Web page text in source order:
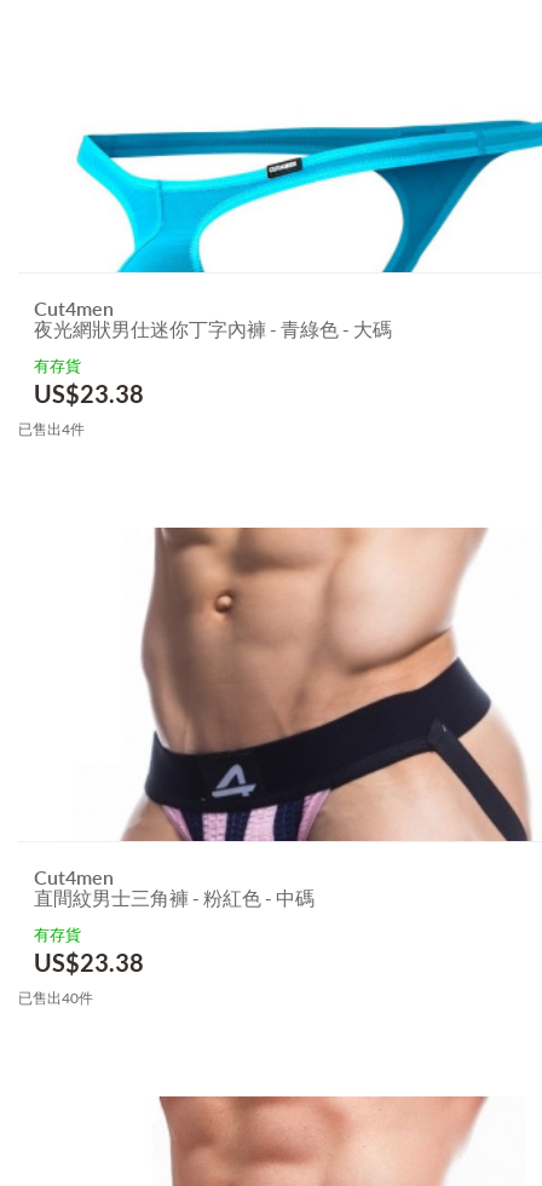
Cut4men
夜光網狀男仕迷你丁字內褲 - 青綠色 - 大碼
有存貨
US$23.38
已售出4件
Cut4men
直間紋男士三角褲 - 粉紅色 - 中碼
有存貨
US$23.38
已售出40件